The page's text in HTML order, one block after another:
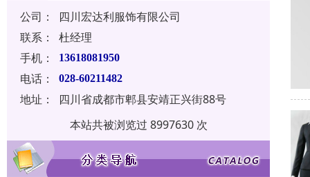
公司：
四川宏达利服饰有限公司
联系：
杜经理
手机：
13618081950
电话： 028-60211482
地址：
四川省成都市郫县安靖正兴街88号
本站共被浏览过 8997630 次